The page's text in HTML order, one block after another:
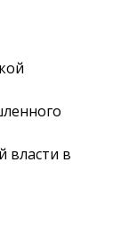
власти в